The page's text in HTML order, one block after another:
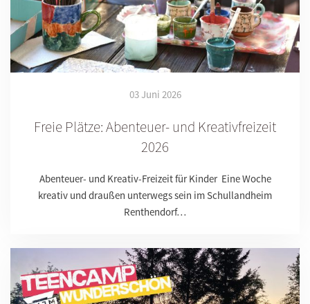
03 Juni 2026
Freie Plätze: Abenteuer- und Kreativfreizeit
2026
Abenteuer- und Kreativ-Freizeit für Kinder Eine Woche
kreativ und draußen unterwegs sein im Schullandheim
Renthendorf…